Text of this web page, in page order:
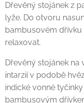
Dřevěný stojánek z
lyže. Do otvoru
bambusovém
relaxovat.
Dřevěný stojánek
intarzií v podobě
indické vonné
bambusovým